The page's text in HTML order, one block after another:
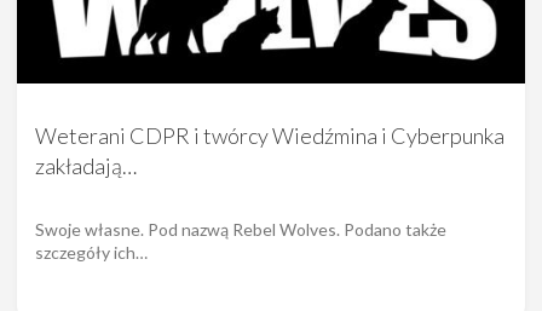
Weterani CDPR i twórcy Wiedźmina i Cyberpunka
zakładają…
Swoje własne. Pod nazwą Rebel Wolves. Podano także
szczegóły ich…